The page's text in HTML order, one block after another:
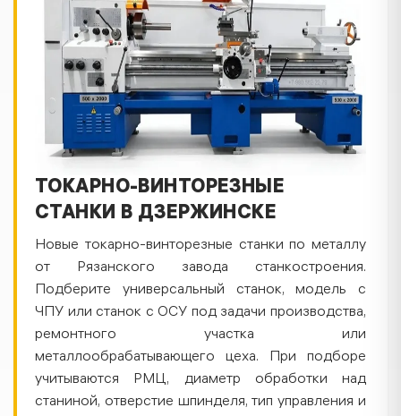
ТОКАРНО-ВИНТОРЕЗНЫЕ
СТАНКИ В ДЗЕРЖИНСКЕ
Новые токарно-винторезные станки по металлу
от Рязанского завода станкостроения.
Подберите универсальный станок, модель с
ЧПУ или станок с ОСУ под задачи производства,
ремонтного участка или
металлообрабатывающего цеха. При подборе
учитываются РМЦ, диаметр обработки над
станиной, отверстие шпинделя, тип управления и